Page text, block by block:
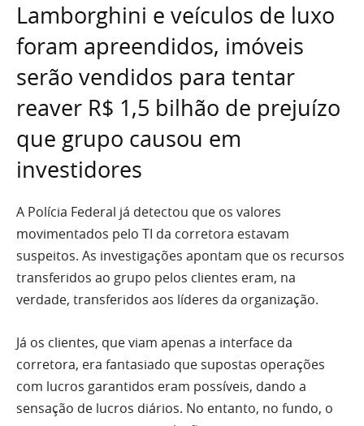
Lamborghini e veículos de luxo
foram apreendidos, imóveis
serão vendidos para tentar
reaver R$ 1,5 bilhão de prejuízo
que grupo causou em
investidores
A Polícia Federal já detectou que os valores
movimentados pelo TI da corretora estavam
suspeitos. As investigações apontam que os recursos
transferidos ao grupo pelos clientes eram, na
verdade, transferidos aos líderes da organização.
Já os clientes, que viam apenas a interface da
corretora, era fantasiado que supostas operações
com lucros garantidos eram possíveis, dando a
sensação de lucros diários. No entanto, no fundo, o